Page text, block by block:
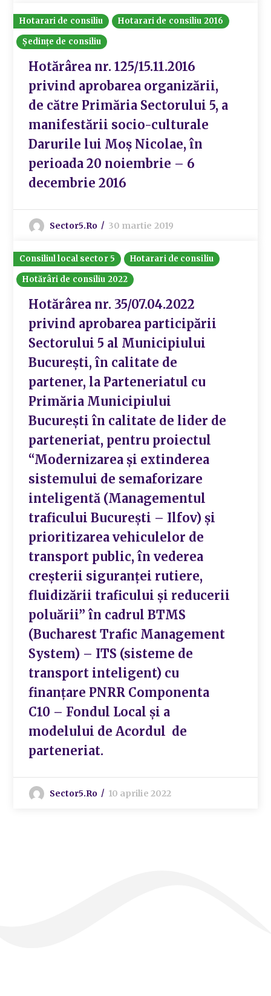
Hotarari de consiliu
Hotarari de consiliu 2016
Ședințe de consiliu
Hotărârea nr. 125/15.11.2016
privind aprobarea organizării,
de către Primăria Sectorului 5, a
manifestării socio-culturale
Darurile lui Moș Nicolae, în
perioada 20 noiembrie – 6
decembrie 2016
Sector5.ro 30 martie 2019
Consiliul local sector 5
Hotarari de consiliu
Hotărâri de consiliu 2022
Hotărârea nr. 35/07.04.2022
privind aprobarea participării
Sectorului 5 al Municipiului
București, în calitate de
partener, la Parteneriatul cu
Primăria Municipiului
București în calitate de lider de
parteneriat, pentru proiectul
“Modernizarea și extinderea
sistemului de semaforizare
inteligentă (Managementul
traficului București – Ilfov) și
prioritizarea vehiculelor de
transport public, în vederea
creșterii siguranței rutiere,
fluidizării traficului și reducerii
poluării” în cadrul BTMS
(Bucharest Trafic Management
System) – ITS (sisteme de
transport inteligent) cu
finanțare PNRR Componenta
C10 – Fondul Local și a
modelului de Acordul de
parteneriat.
Sector5.ro 10 aprilie 2022